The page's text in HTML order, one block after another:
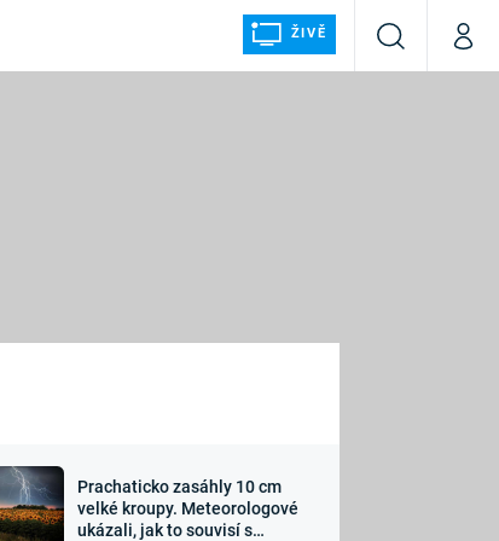
ŽIVĚ
VyhledáváníMůj
Sledujte nás
Prachaticko zasáhly 10 cm
velké kroupy. Meteorologové
ukázali, jak to souvisí s